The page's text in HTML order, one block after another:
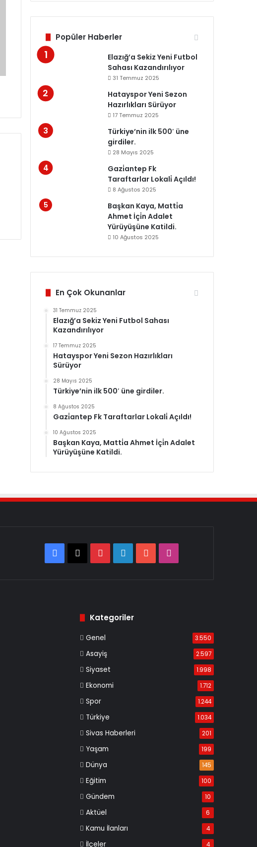
Popüler Haberler
Elazığ’a Sekiz Yeni Futbol
Sahası Kazandırılıyor
31 Temmuz 2025
Hatayspor Yeni Sezon
Hazırlıkları Sürüyor
17 Temmuz 2025
Türkiye’nin ilk 500′ üne
girdiler.
28 Mayıs 2025
Gazi̇antep Fk
Taraftarlar Lokali̇ Açıldı!
8 Ağustos 2025
Başkan Kaya, Matti̇a
Ahmet İçi̇n Adalet
Yürüyüşüne Katildi.
10 Ağustos 2025
En Çok Okunanlar
31 Temmuz 2025
Elazığ’a Sekiz Yeni Futbol Sahası
Kazandırılıyor
17 Temmuz 2025
Hatayspor Yeni Sezon Hazırlıkları
Sürüyor
28 Mayıs 2025
Türkiye’nin ilk 500′ üne girdiler.
8 Ağustos 2025
Gazi̇antep Fk Taraftarlar Lokali̇ Açıldı!
10 Ağustos 2025
Başkan Kaya, Matti̇a Ahmet İçi̇n Adalet
Yürüyüşüne Katildi.
Facebook
X PinterestLinkedInYouTube
Kategoriler
Genel 3.550
Asayiş 2.597
Siyaset 1.998
Ekonomi 1.712
Spor 1.244
Türkiye 1.034
Sivas Haberleri 201
Yaşam 199
Dünya 145
Eğitim 100
Gündem 10
Aktüel 6
Kamu İlanları 4
İlçeler 4